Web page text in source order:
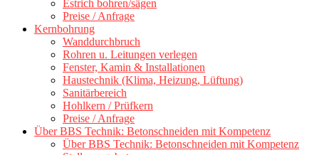
Estrich bohren/sägen
Preise / Anfrage
Kernbohrung
Wanddurchbruch
Rohren u. Leitungen verlegen
Fenster, Kamin & Installationen
Haustechnik (Klima, Heizung, Lüftung)
Sanitärbereich
Hohlkern / Prüfkern
Preise / Anfrage
Über BBS Technik: Betonschneiden mit Kompetenz
Über BBS Technik: Betonschneiden mit Kompetenz